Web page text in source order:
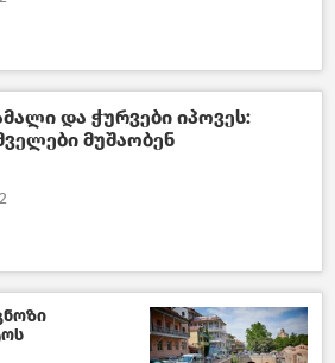
– 2018
და ჭურვები იპოვეს:
მუშაობენ
–2018